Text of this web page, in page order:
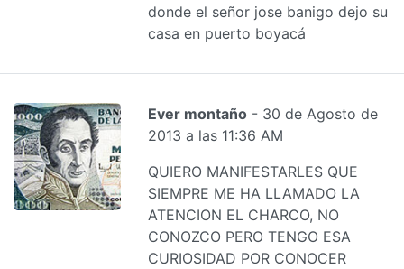
donde el señor jose banigo dejo su
casa en puerto boyacá
Ever montaño - 30 de Agosto de
2013 a las 11:36 AM
QUIERO MANIFESTARLES QUE
SIEMPRE ME HA LLAMADO LA
ATENCION EL CHARCO, NO
CONOZCO PERO TENGO ESA
CURIOSIDAD POR CONOCER